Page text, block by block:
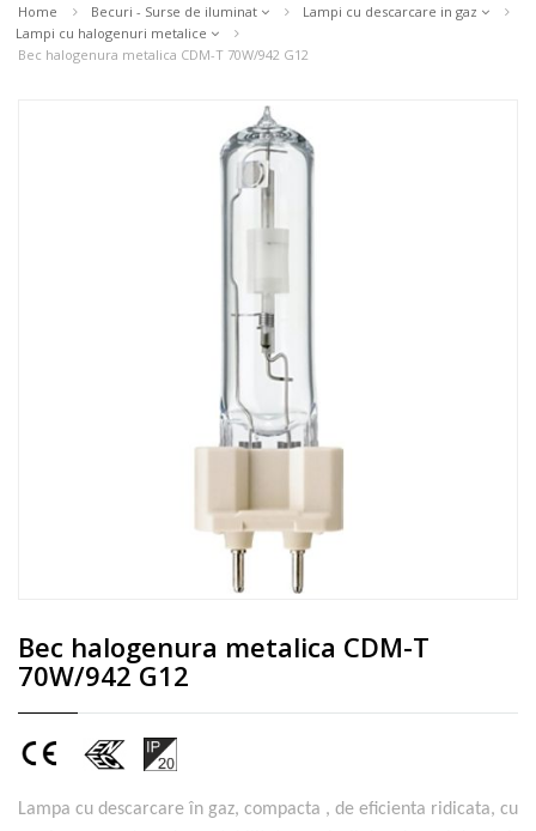
Home Becuri - Surse de iluminat
Lampi cu descarcare in gaz
Lampi cu halogenuri metalice
Bec halogenura metalica CDM-T 70W/942 G12
Bec halogenura metalica CDM-T
70W/942 G12
Lampa cu descarcare în gaz, compacta , de eficienta ridicata, cu